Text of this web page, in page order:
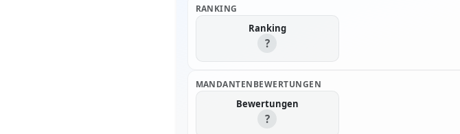
RANKING
Ranking
?
MANDANTENBEWERTUNGEN
Bewertungen
?